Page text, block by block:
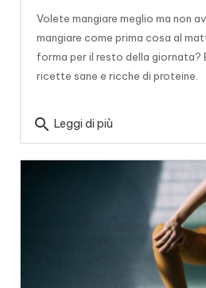
Volete mangiare meglio ma non
mangiare come prima cosa al
forma per il resto della giornata?
ricette sane e ricche di proteine.
search Leggi di più